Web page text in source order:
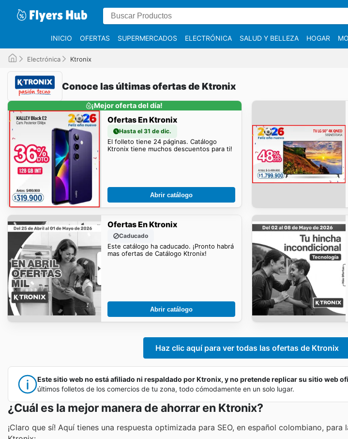
INICIO OFERTAS SUPERMERCADOS ELECTRÓNICA SALUD Y BELLEZA HOGAR
Electrónica Ktronix
Conoce las últimas ofertas de Ktronix
¡Mejor oferta del día!
Ofertas En Ktronix
Hasta el 31 de dic.
El folleto tiene 24 páginas. Catálogo
Ktronix tiene muchos descuentos para ti!
Abrir catálogo
Ofertas En Ktronix
Caducado
Este catálogo ha caducado. ¡Pronto habrá
mas ofertas de Catálogo Ktronix!
Abrir catálogo
Haz clic aquí para ver todas las ofertas de Ktronix
Este sitio web no está afiliado ni respaldado por Ktronix, y no pretende replicar su sitio web
últimos folletos de los comercios de tu zona, todo cómodamente en un solo lugar.
¿Cuál es la mejor manera de ahorrar en Ktronix?
¡Claro que sí! Aquí tienes una respuesta optimizada para SEO, en español colombiano,